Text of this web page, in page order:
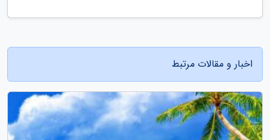
اخبار و مقالات مرتبط